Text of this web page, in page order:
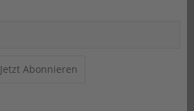
Jetzt Abonnieren